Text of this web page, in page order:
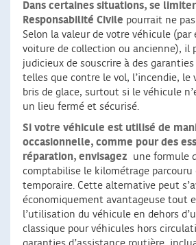
Dans certaines situations, se
Responsabilité Civile pourrait ne
Selon la valeur de votre véhicule (par
voiture de collection ou ancienne), il
judicieux de souscrire à des
telles que contre le vol, l’incendie, le
bris de glace, surtout si le véhicule
un lieu fermé et sécurisé.
Si votre véhicule est utilisé de
occasionnelle, comme pour des
réparation, envisagez
une formule
comptabilise le kilométrage parcouru
temporaire. Cette alternative peut
économiquement avantageuse tout
l’utilisation du véhicule en dehors
classique pour véhicules hors